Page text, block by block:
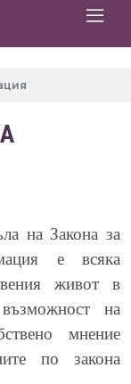
на Закона за
е всяка
живот в
на
мнение
по закона